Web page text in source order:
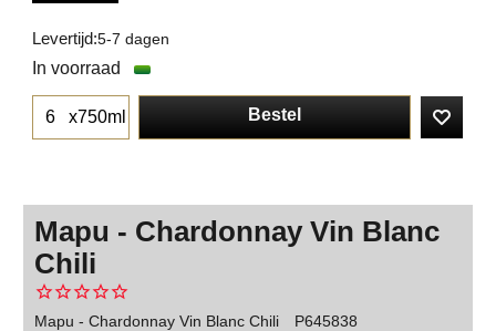
Levertijd:5-7 dagen
In voorraad
x750ml Bestel
Mapu - Chardonnay Vin Blanc
Chili
Mapu - Chardonnay Vin Blanc Chili P645838